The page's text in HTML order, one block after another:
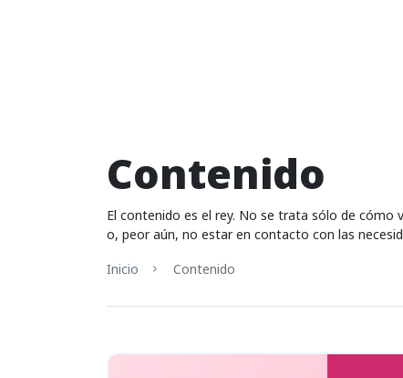
Contenido
El contenido es el rey. No se trata sólo de
o, peor aún, no estar en contacto con las
Inicio
Contenido